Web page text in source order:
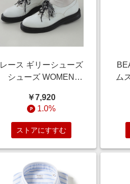
レース ギリーシューズ
シューズ WOMEN
￥7,920
1.0%
ストアにすすむ
ム
ー
減